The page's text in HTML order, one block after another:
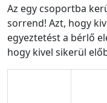
Az egy csoportba
sorrend! Azt, hogy
egyeztetést a bérlő
hogy kivel sikerül